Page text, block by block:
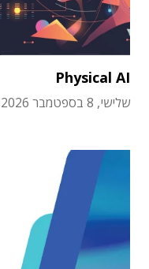
Physical AI
שלישי, 8 בספטמבר 2026